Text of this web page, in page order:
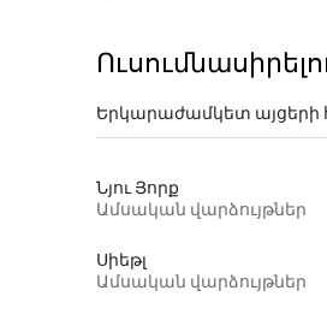
Երկարաժամկետ այցերի
Նյու Յորք
Ամսական վարձույթներ
Սիեթլ
Ամսական վարձույթներ